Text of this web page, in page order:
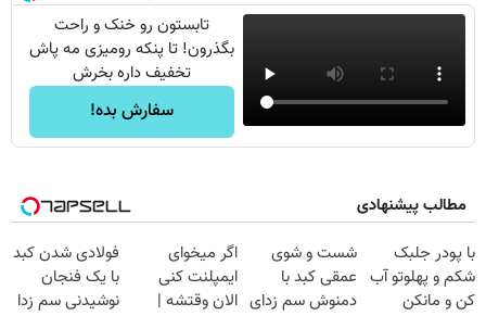
تابستون رو خنک و راحت
بگذرون! تا پنکه رومیزی مه پاش
تخفیف داره بخرش
سفارش بده!
مطالب پیشنهادی
با پودر جلبک
شکم و پهلوتو آب
کن و مانکن
شست و شوی
عمقی کبد با
دمنوش سم زدای
اگر میخوای
ایمپلنت کنی
الان وقتشه |
فولادی شدن کبد
با یک فنجان
نوشیدنی سم زدا